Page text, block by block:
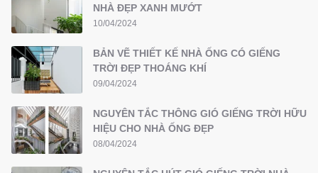
NHÀ ĐẸP XANH MƯỚT
10/04/2024
BẢN VẼ THIẾT KẾ NHÀ ỐNG CÓ GIẾNG
TRỜI ĐẸP THOÁNG KHÍ
09/04/2024
NGUYÊN TẮC THÔNG GIÓ GIẾNG TRỜI HỮU
HIỆU CHO NHÀ ỐNG ĐẸP
08/04/2024